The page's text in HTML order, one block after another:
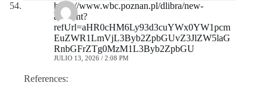
https://www.wbc.poznan.pl/dlibra/new-
account?
refUrl=aHR0cHM6Ly93d3cuYWx0YW1pcm
EuZWR1LmVjL3Byb2ZpbGUvZ3JlZW5laG
RnbGFrZTg0MzM1L3Byb2ZpbGU
JULIO 13, 2026 / 2:08 PM
References: